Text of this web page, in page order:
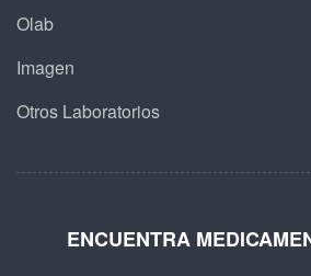
Olab
Imagen
Otros Laboratorios
ENCUENTRA